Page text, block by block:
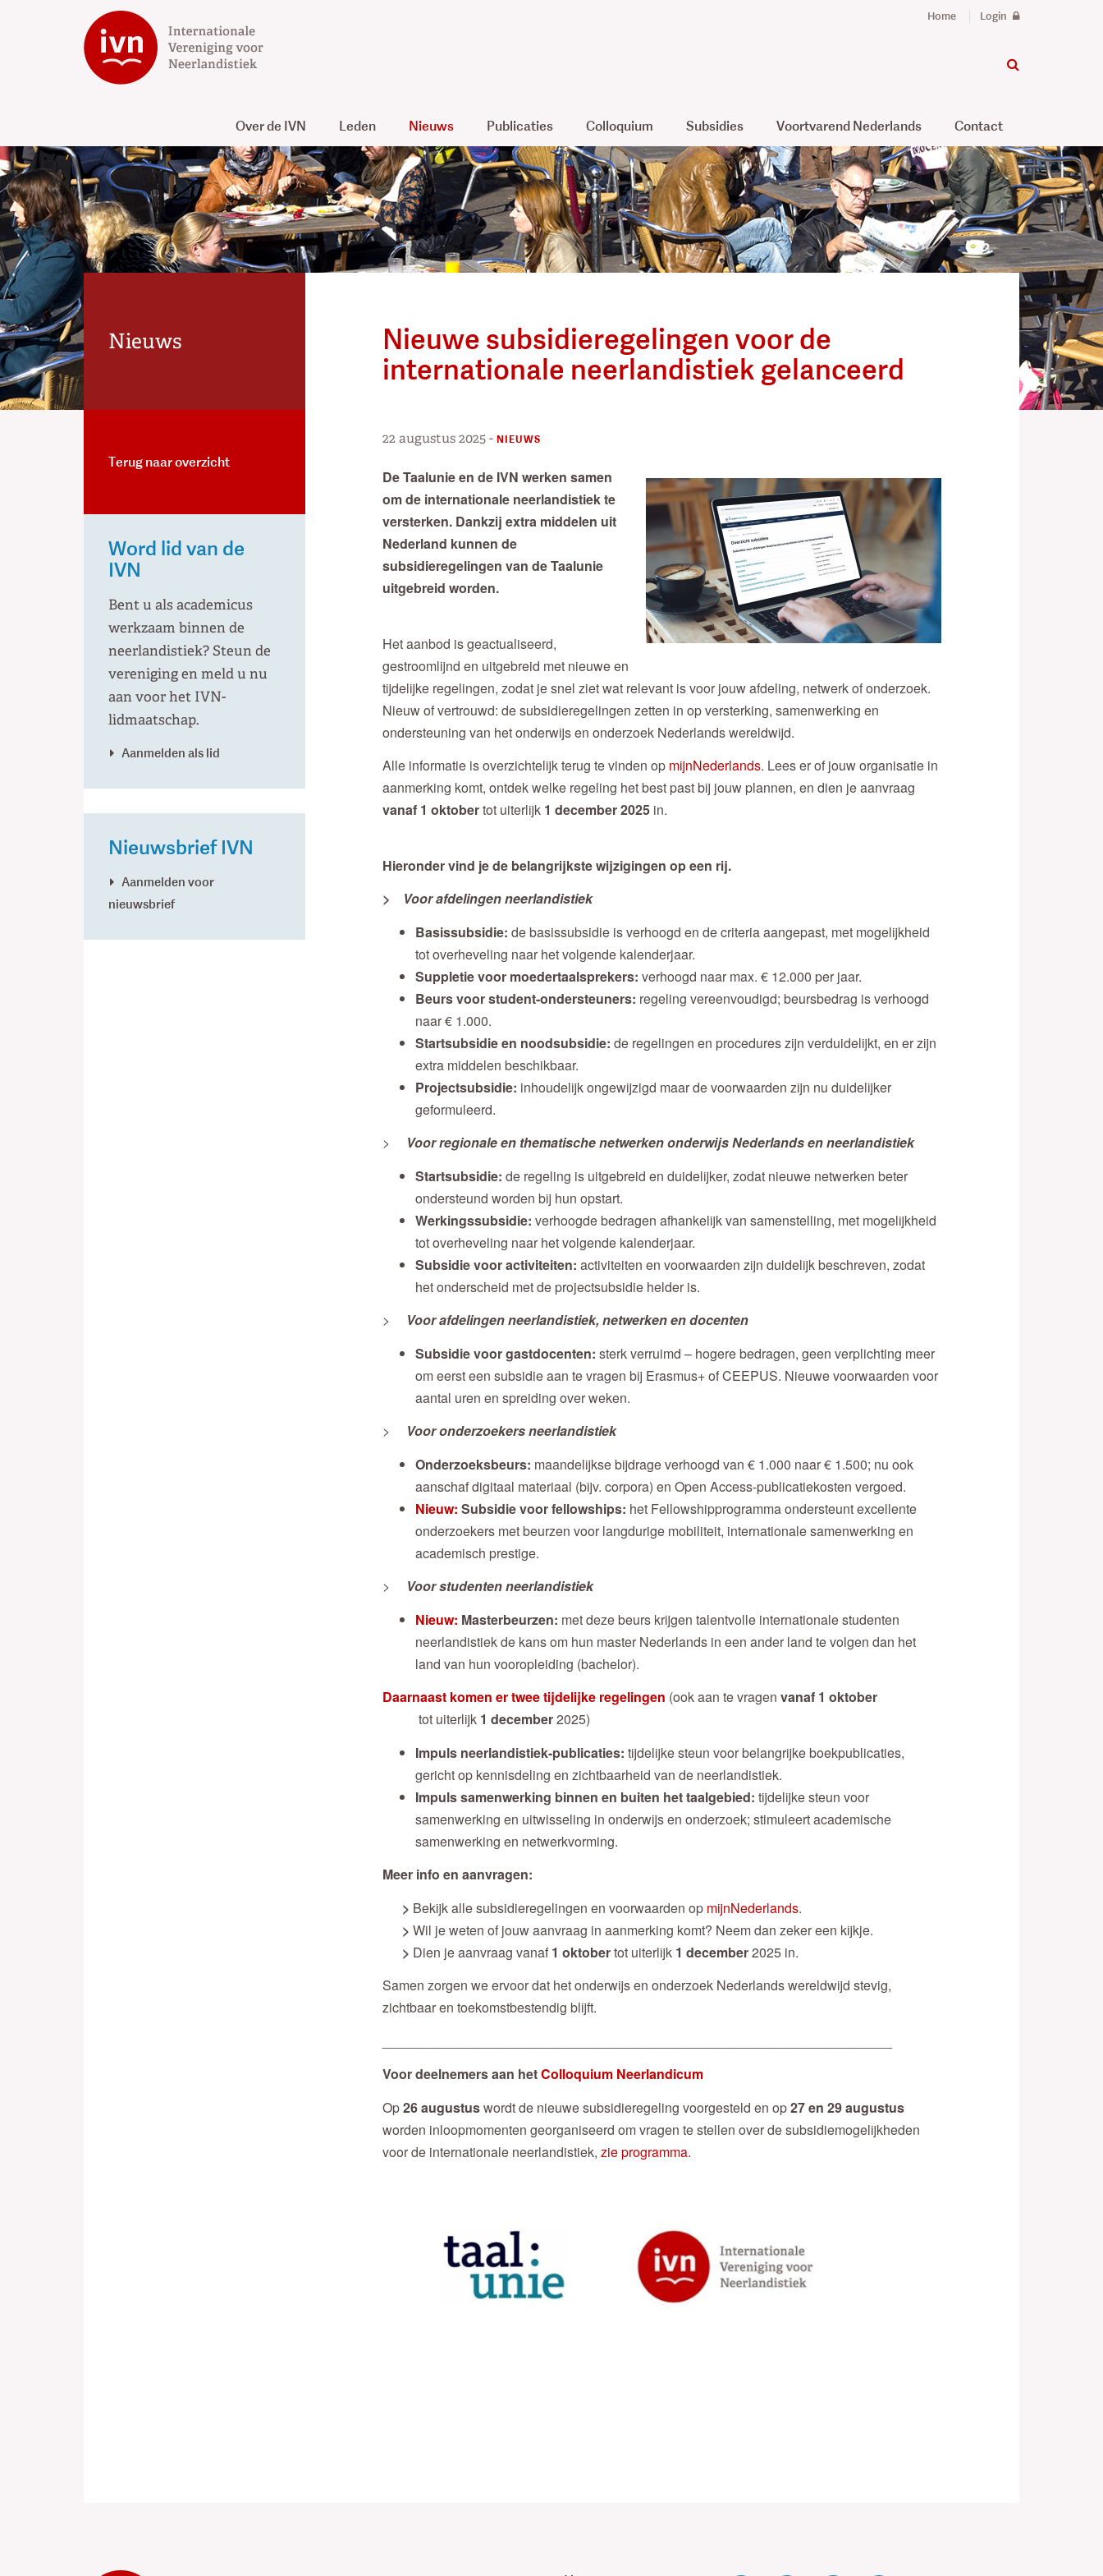
Home Login
Over de IVN Leden Nieuws Publicaties Colloquium Subsidies Voortvarend Nederlands Contact
Nieuwe subsidieregelingen voor de
internationale neerlandistiek gelanceerd
22 augustus 2025 - NIEUWS
De Taalunie en de IVN werken samen
om de internationale neerlandistiek te
versterken. Dankzij extra middelen uit
Nederland kunnen de
subsidieregelingen van de Taalunie
uitgebreid worden.
Het aanbod is geactualiseerd,
gestroomlijnd en uitgebreid met nieuwe en
tijdelijke regelingen, zodat je snel ziet wat relevant is voor jouw afdeling, netwerk of onderzoek.
Nieuw of vertrouwd: de subsidieregelingen zetten in op versterking, samenwerking en
ondersteuning van het onderwijs en onderzoek Nederlands wereldwijd.
Alle informatie is overzichtelijk terug te vinden op mijnNederlands. Lees er of jouw organisatie in
aanmerking komt, ontdek welke regeling het best past bij jouw plannen, en dien je aanvraag
vanaf 1 oktobertot uiterlijk 1 december2025 in.
Hieronder vind je de belangrijkste wijzigingen op een rij.
> Voor afdelingen neerlandistiek
Basissubsidie: de basissubsidie is verhoogd en de criteria aangepast, met mogelijkheid
tot overheveling naar het volgende kalenderjaar.
Suppletie voor moedertaalsprekers: verhoogd naar max. € 12.000 per jaar.
Beurs voor student-ondersteuners: regeling vereenvoudigd; beursbedrag is verhoogd
naar € 1.000.
Startsubsidie en noodsubsidie: de regelingen en procedures zijn verduidelijkt, en er zijn
extra middelen beschikbaar.
Projectsubsidie: inhoudelijk ongewijzigd maar de voorwaarden zijn nu duidelijker
geformuleerd.
> Voor regionale en thematische netwerken onderwijs Nederlands en neerlandistiek
Startsubsidie: de regeling is uitgebreid en duidelijker, zodat nieuwe netwerken beter
ondersteund worden bij hun opstart.
Werkingssubsidie: verhoogde bedragen afhankelijk van samenstelling, met mogelijkheid
tot overheveling naar het volgende kalenderjaar.
Subsidie voor activiteiten: activiteiten en voorwaarden zijn duidelijk beschreven, zodat
het onderscheid met de projectsubsidie helder is.
> Voor afdelingen neerlandistiek, netwerken en docenten
Subsidie voor gastdocenten: sterk verruimd – hogere bedragen, geen verplichting meer
om eerst een subsidie aan te vragen bij Erasmus+ of CEEPUS. Nieuwe voorwaarden voor
aantal uren en spreiding over weken.
> Voor onderzoekers neerlandistiek
Onderzoeksbeurs: maandelijkse bijdrage verhoogd van € 1.000 naar € 1.500; nu ook
aanschaf digitaal materiaal (bijv. corpora) en Open Access-publicatiekosten vergoed.
Nieuw: Subsidie voor fellowships: het Fellowshipprogramma ondersteunt excellente
onderzoekers met beurzen voor langdurige mobiliteit, internationale samenwerking en
academisch prestige.
> Voor studenten neerlandistiek
Nieuw: Masterbeurzen: met deze beurs krijgen talentvolle internationale studenten
neerlandistiek de kans om hun master Nederlands in een ander land te volgen dan het
land van hun vooropleiding (bachelor).
Daarnaast komen er twee tijdelijke regelingen (ook aan te vragen vanaf 1 oktober
tot uiterlijk 1 december2025)
Impuls neerlandistiek-publicaties: tijdelijke steun voor belangrijke boekpublicaties,
gericht op kennisdeling en zichtbaarheid van de neerlandistiek.
Impuls samenwerking binnen en buiten het taalgebied: tijdelijke steun voor
samenwerking en uitwisseling in onderwijs en onderzoek; stimuleert academische
samenwerking en netwerkvorming.
Meer info en aanvragen:
> Bekijk alle subsidieregelingen en voorwaarden op mijnNederlands.
> Wil je weten of jouw aanvraag in aanmerking komt? Neem dan zeker een kijkje.
> Dien je aanvraag vanaf 1 oktobertot uiterlijk 1 december2025 in.
Samen zorgen we ervoor dat het onderwijs en onderzoek Nederlands wereldwijd stevig,
zichtbaar en toekomstbestendig blijft.
Voor deelnemers aan hetColloquium Neerlandicum
Op26 augustuswordt de nieuwe subsidieregeling voorgesteld en op27 en 29 augustus
worden inloopmomenten georganiseerd om vragen te stellen over de subsidiemogelijkheden
voor de internationale neerlandistiek, zie programma.
Nieuws
Terug naar overzicht
Word lid van de
IVN
Bent u als academicus
werkzaam binnen de
neerlandistiek? Steun de
vereniging en meld u nu
aan voor het IVN-
lidmaatschap.
Aanmelden als lid
Nieuwsbrief IVN
Aanmelden voor
nieuwsbrief